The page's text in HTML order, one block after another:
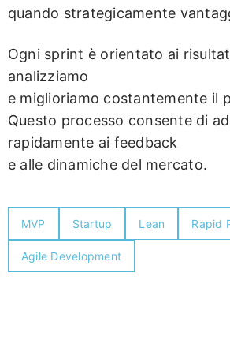
quando strategicamente
Ogni sprint è orientato ai
analizziamo
e miglioriamo costantemente il
Questo processo consente di
rapidamente ai feedback
e alle dinamiche del mercato.
MVP Startup Lean Rapid
Agile Development